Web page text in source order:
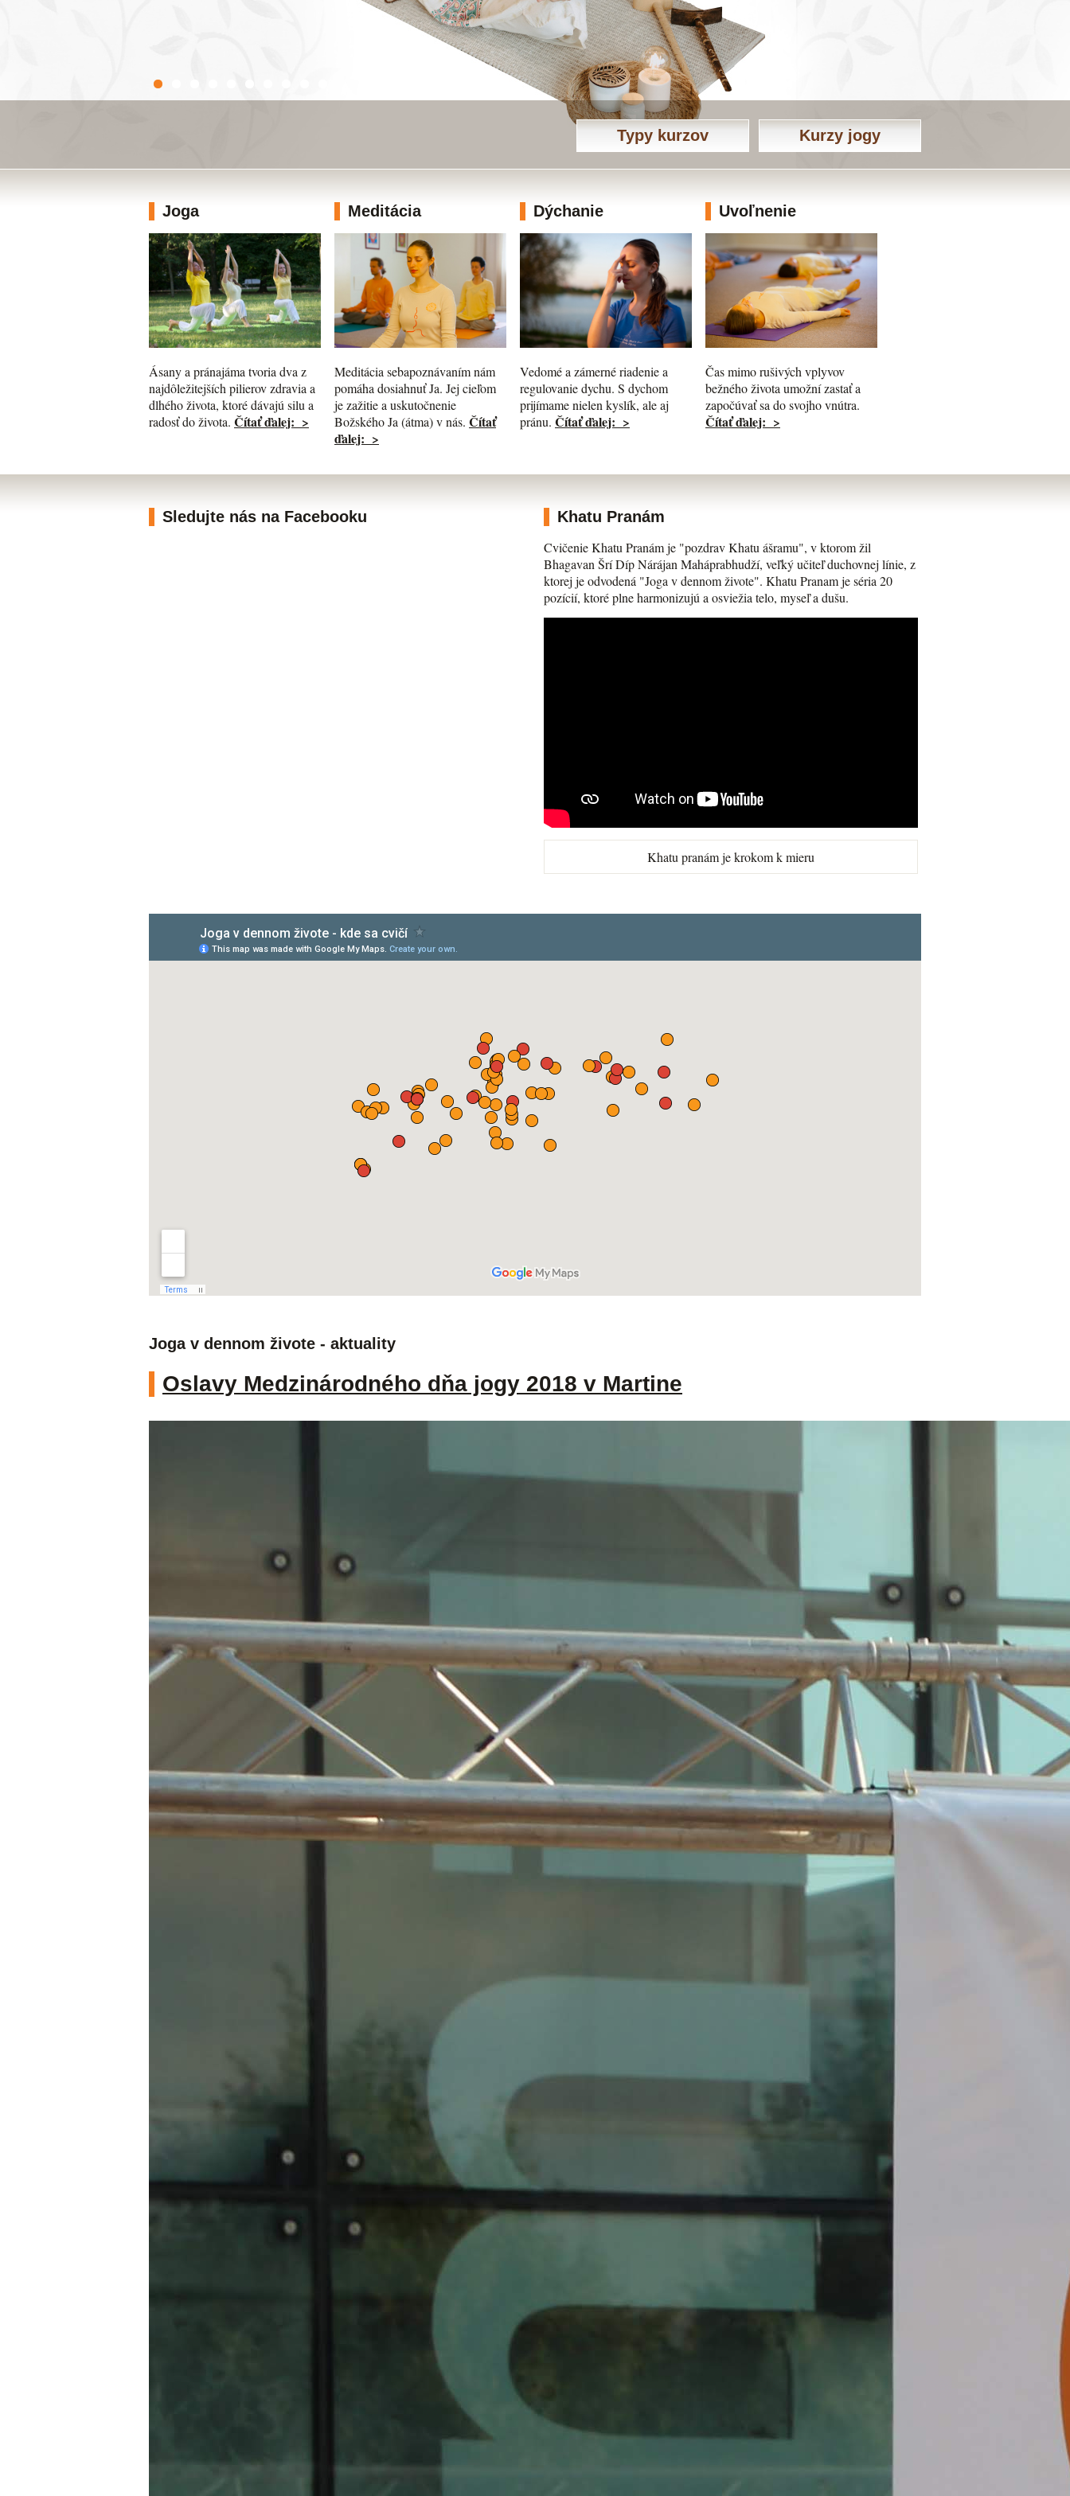
Typy kurzov Kurzy jogy
Joga
Ásany a pránajáma tvoria dva z
najdôležitejších pilierov zdravia a
dlhého života, ktoré dávajú silu a
radosť do života. Čítať ďalej: >
Meditácia
Meditácia sebapoznávaním nám
pomáha dosiahnuť Ja. Jej cieľom
je zažitie a uskutočnenie
Božského Ja (átma) v nás. Čítať
ďalej: >
Dýchanie
Vedomé a zámerné riadenie a
regulovanie dychu. S dychom
prijímame nielen kyslík, ale aj
pránu. Čítať ďalej: >
Uvoľnenie
Čas mimo rušivých vplyvov
bežného života umožní zastať a
započúvať sa do svojho vnútra.
Čítať ďalej: >
Sledujte nás na Facebooku Khatu Pranám
Cvičenie Khatu Pranám je "pozdrav Khatu ášramu", v ktorom žil
Bhagavan Šrí Díp Nárájan Maháprabhudží, veľký učiteľ duchovnej línie, z
ktorej je odvodená "Joga v dennom živote". Khatu Pranam je séria 20
pozícií, ktoré plne harmonizujú a osviežia telo, myseľ a dušu.
Khatu pranám je krokom k mieru
Joga v dennom živote - aktuality
Oslavy Medzinárodného dňa jogy 2018 v Martine